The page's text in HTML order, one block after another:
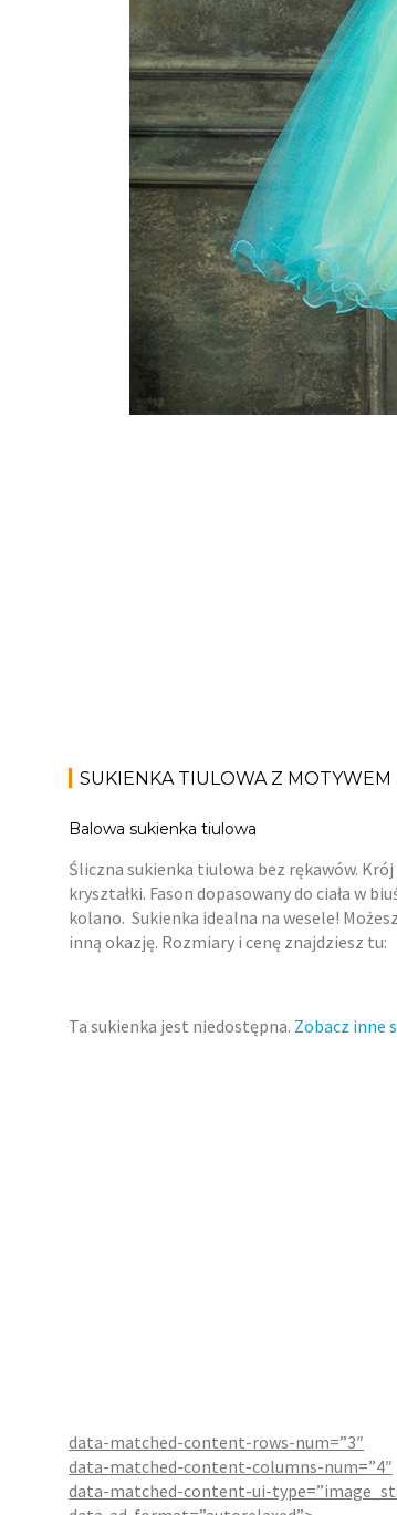
SUKIENKA TIULOWA Z MOTYWEM
Balowa sukienka tiulowa
Śliczna sukienka tiulowa bez rękawów.
kryształki. Fason dopasowany do ciała w
kolano. Sukienka idealna na wesele!
inną okazję. Rozmiary i cenę znajdziesz tu:
Ta sukienka jest niedostępna. Zobacz inne
data-matched-content-rows-num=”3″
data-matched-content-columns-num=”4″
data-matched-content-ui-